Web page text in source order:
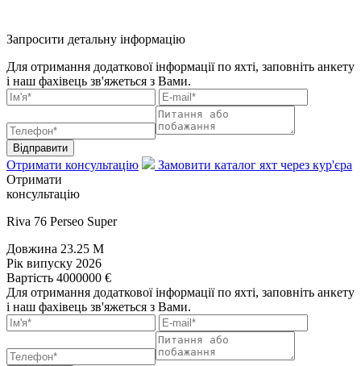
Запросити детальну інформацію
Для отримання додаткової інформації по яхті, заповніть анкету
і наш фахівець зв'яжеться з Вами.
Відправити
Отримати консультацію
Замовити каталог яхт через кур'єра
Отримати
консультацію
Riva 76 Perseo Super
Довжина 23.25 M
Рік випуску 2026
Вартість 4000000 €
Для отримання додаткової інформації по яхті, заповніть анкету
і наш фахівець зв'яжеться з Вами.